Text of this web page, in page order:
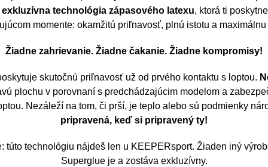
exkluzívna technológia zápasového latexu, ktorá ti
momente: okamžitú priľnavosť, plnú istotu a
Žiadne zahrievanie. Žiadne čakanie. Žiadne kompromisy!
skutočnú priľnavosť už od prvého kontaktu s loptou.
plochu v porovnaní s predchádzajúcim modelom a
Nezáleží na tom, či prší, je teplo alebo sú podmienky
pripravená, keď si pripravený ty!
túto technológiu nájdeš len u KEEPERsport. Žiaden iný
Superglue je a zostáva exkluzívny.